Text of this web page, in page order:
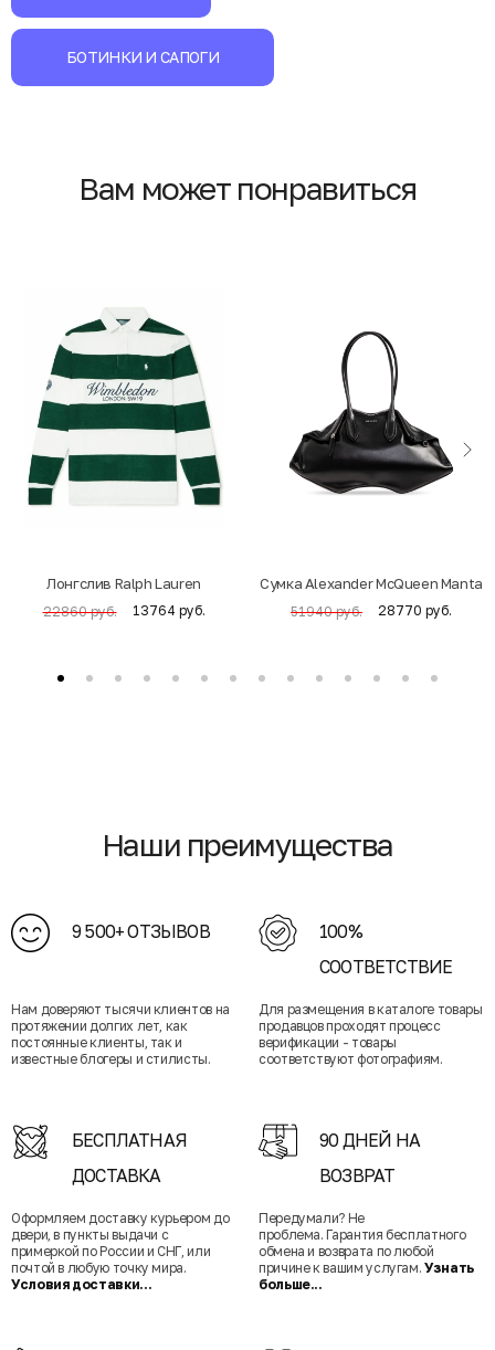
БОТИНКИ И САПОГИ
Вам может понравиться
Лонгслив Ralph Lauren
22860 руб. 13764 руб.
Cумка Alexander McQueen Manta
51940 руб. 28770 руб.
Наши преимущества
9 500+ ОТЗЫВОВ
Нам доверяют тысячи клиентов на
протяжении долгих лет, как
постоянные клиенты, так и
известные блогеры и стилисты.
100%
СООТВЕТСТВИЕ
Для размещения в каталоге товары
продавцов проходят процесс
верификации - товары
соответствуют фотографиям.
БЕСПЛАТНАЯ
ДОСТАВКА
Оформляем доставку курьером до
двери, в пункты выдачи с
примеркой по России и СНГ, или
почтой в любую точку мира.
Условия доставки...
90 ДНЕЙ НА
ВОЗВРАТ
Передумали? Не
проблема. Гарантия бесплатного
обмена и возврата по любой
причине к вашим услугам. Узнать
больше...